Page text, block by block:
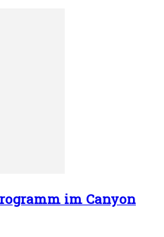
im Canyon